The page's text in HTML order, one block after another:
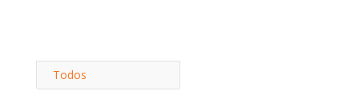
Todos